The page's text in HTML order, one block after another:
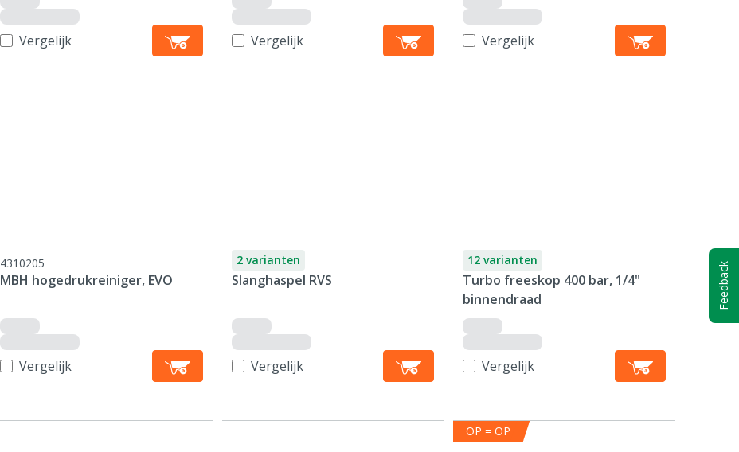
Vergelijk Vergelijk Vergelijk
4310205
MBH hogedrukreiniger, EVO
Vergelijk
2 varianten
Slanghaspel RVS
Vergelijk
12 varianten
Turbo freeskop 400 bar, 1/4"
binnendraad
Vergelijk
OP = OP
Feedback